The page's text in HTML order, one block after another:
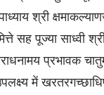
श्री
सह पूज्या साध्वी
प्रभावक
में